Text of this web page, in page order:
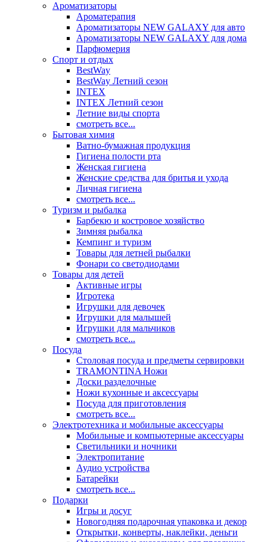
Ароматизаторы
Ароматерапия
Ароматизаторы NEW GALAXY для авто
Ароматизаторы NEW GALAXY для дома
Парфюмерия
Спорт и отдых
BestWay
BestWay Летний сезон
INTEX
INTEX Летний сезон
Летние виды спорта
смотреть все...
Бытовая химия
Ватно-бумажная продукция
Гигиена полости рта
Женская гигиена
Женские средства для бритья и ухода
Личная гигиена
смотреть все...
Туризм и рыбалка
Барбекю и костровое хозяйство
Зимняя рыбалка
Кемпинг и туризм
Товары для летней рыбалки
Фонари со светодиодами
Товары для детей
Активные игры
Игротека
Игрушки для девочек
Игрушки для малышей
Игрушки для мальчиков
смотреть все...
Посуда
Столовая посуда и предметы сервировки
TRAMONTINA Ножи
Доски разделочные
Ножи кухонные и аксессуары
Посуда для приготовления
смотреть все...
Электротехника и мобильные аксессуары
Мобильные и компьютерные аксессуары
Светильники и ночники
Электропитание
Аудио устройства
Батарейки
смотреть все...
Подарки
Игры и досуг
Новогодняя подарочная упаковка и декор
Открытки, конверты, наклейки, деньги